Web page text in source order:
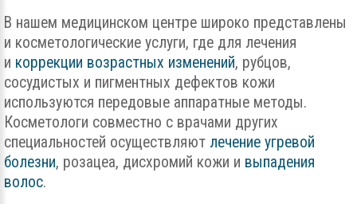
В нашем медицинском центре широко представлены
и косметологические услуги, где для лечения
и коррекции возрастных изменений, рубцов,
сосудистых и пигментных дефектов кожи
используются передовые аппаратные методы.
Косметологи совместно с врачами других
специальностей осуществляют лечение угревой
болезни, розацеа, дисхромий кожи и выпадения
волос.